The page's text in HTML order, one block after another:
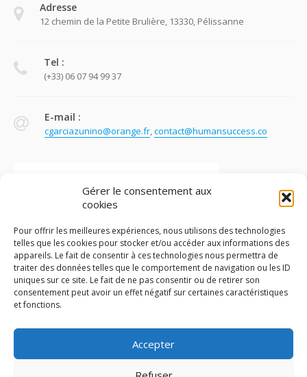
Gérer le consentement aux
cookies
Pour offrir les meilleures expériences, nous utilisons des technologies
telles que les cookies pour stocker et/ou accéder aux informations des
appareils. Le fait de consentir à ces technologies nous permettra de
traiter des données telles que le comportement de navigation ou les ID
uniques sur ce site. Le fait de ne pas consentir ou de retirer son
consentement peut avoir un effet négatif sur certaines caractéristiques
et fonctions.
Accepter
Adresse
12 chemin de la Petite Brulière, 13330, Pélissanne
Tel :
(+33) 06 07 94 99 37
E-mail :
cgarciazunino@orange.fr,contact@humansuccess.co
Politique de cookies
© Claude Garcia – Tous droits réservés – site réalisé par